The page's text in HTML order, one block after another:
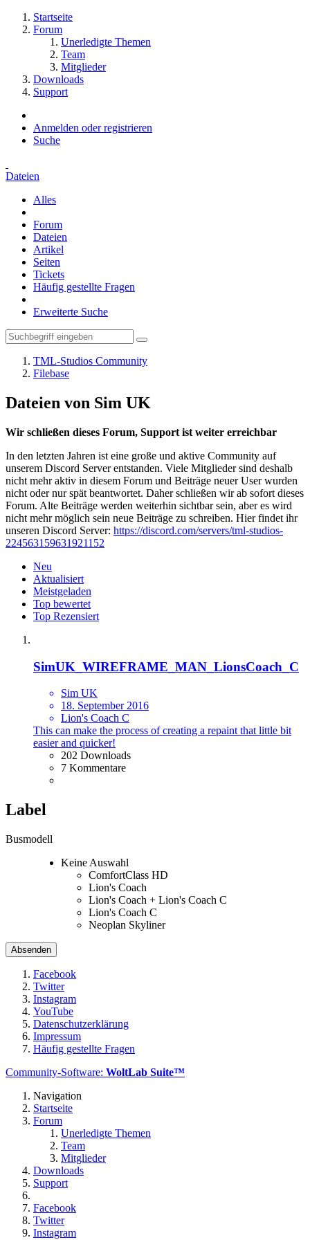
Startseite
Forum
Unerledigte Themen
Team
Mitglieder
Downloads
Support
Anmelden oder registrieren
Suche
Dateien
Alles
Forum
Dateien
Artikel
Seiten
Tickets
Häufig gestellte Fragen
Erweiterte Suche
TML-Studios Community
Filebase
Dateien von Sim UK
Wir schließen dieses Forum, Support ist weiter erreichbar
In den letzten Jahren ist eine große und aktive Community auf
unserem Discord Server entstanden. Viele Mitglieder sind deshalb
nicht mehr aktiv in diesem Forum und Beiträge neuer User wurden
nicht oder nur spät beantwortet. Daher schließen wir ab sofort dieses
Forum. Alte Beiträge werden weiterhin sichtbar sein, aber es wird
nicht mehr möglich sein neue Beiträge zu schreiben. Hier findet ihr
unseren Discord Server: https://discord.com/servers/tml-studios-
224563159631921152
Neu
Aktualisiert
Meistgeladen
Top bewertet
Top Rezensiert
SimUK_WIREFRAME_MAN_LionsCoach_C
Sim UK
18. September 2016
Lion's Coach C
This can make the process of creating a repaint that little bit
easier and quicker!
202 Downloads
7 Kommentare
Label
Busmodell
Keine Auswahl
ComfortClass HD
Lion's Coach
Lion's Coach + Lion's Coach C
Lion's Coach C
Neoplan Skyliner
Facebook
Twitter
Instagram
YouTube
Datenschutzerklärung
Impressum
Häufig gestellte Fragen
Community-Software: WoltLab Suite™
Navigation
Startseite
Forum
Unerledigte Themen
Team
Mitglieder
Downloads
Support
Facebook
Twitter
Instagram